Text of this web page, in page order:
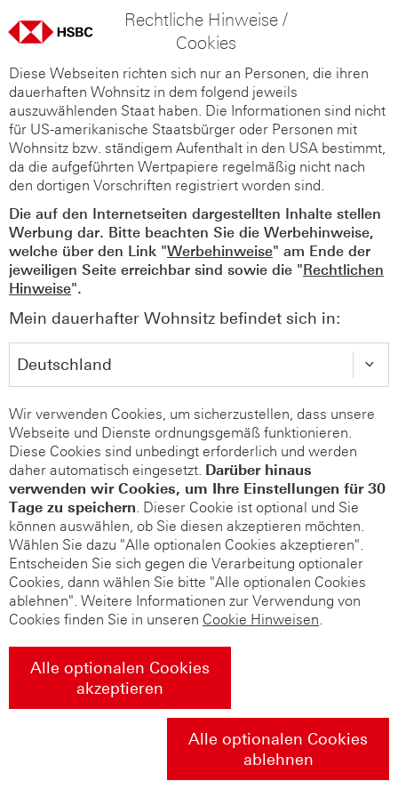
Rechtliche Hinweise /
Cookies
Diese Webseiten richten sich nur an Personen, die ihren
dauerhaften Wohnsitz in dem folgend jeweils
auszuwählenden Staat haben. Die Informationen sind nicht
für US-amerikanische Staatsbürger oder Personen mit
Wohnsitz bzw. ständigem Aufenthalt in den USA bestimmt,
da die aufgeführten Wertpapiere regelmäßig nicht nach
den dortigen Vorschriften registriert worden sind.
Die auf den Internetseiten dargestellten Inhalte stellen
Werbung dar. Bitte beachten Sie die Werbehinweise,
welche über den Link "Werbehinweise" am Ende der
jeweiligen Seite erreichbar sind sowie die "Rechtlichen
Hinweise".
Mein dauerhafter Wohnsitz befindet sich in:
Wir verwenden Cookies, um sicherzustellen, dass unsere
Webseite und Dienste ordnungsgemäß funktionieren.
Diese Cookies sind unbedingt erforderlich und werden
daher automatisch eingesetzt. Darüber hinaus
verwenden wir Cookies, um Ihre Einstellungen für 30
Tage zu speichern. Dieser Cookie ist optional und Sie
können auswählen, ob Sie diesen akzeptieren möchten.
Wählen Sie dazu "Alle optionalen Cookies akzeptieren".
Entscheiden Sie sich gegen die Verarbeitung optionaler
Cookies, dann wählen Sie bitte "Alle optionalen Cookies
ablehnen". Weitere Informationen zur Verwendung von
Cookies finden Sie in unseren Cookie Hinweisen.
Alle optionalen Cookies
akzeptieren
Alle optionalen Cookies
ablehnen